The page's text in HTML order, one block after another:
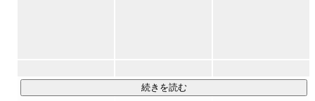
が主体的に地域活動を運営できる状態が理想形であり、その
続きを読む